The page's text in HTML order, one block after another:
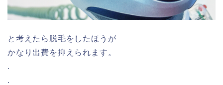
と考えたら脱毛をしたほうが
かなり出費を抑えられます。
.
.